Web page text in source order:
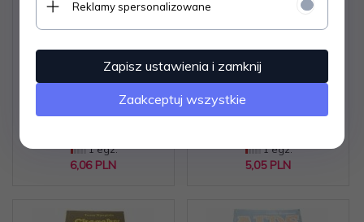
Barbara Finke
Dostępne od ręki –
wysyłka w 24h (dni
1 egz.
6,06 PLN
NAD OSOBĄ ... (2011)
Dostępne od ręki –
wysyłka w 24h (dni
1 egz.
5,05 PLN
Reklamy spersonalizowane
Zapisz ustawienia i zamknij
Zaakceptuj wszystkie